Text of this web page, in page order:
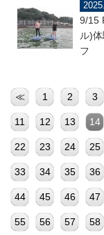
9/15
ル)
フ
≪ 1 2 3
11 12 13 14
22 23 24 25
33 34 35 36
44 45 46 47
55 56 57 58